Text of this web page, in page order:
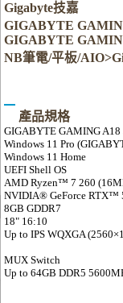
Gigabyte技嘉
GIGABYTE
GIGABYTE
NB筆電/平板/
產品規格
GIGABYTE GAMING A18
Windows 11 Pro
Windows 11 Home
UEFI Shell OS
AMD Ryzen™ 7 260
NVIDIA® GeForce RTX™
8GB GDDR7
18" 16:10
Up to IPS WQXGA
MUX Switch
Up to 64GB DDR5